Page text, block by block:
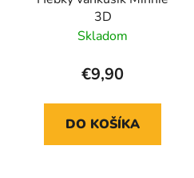
3D
Skladom
€9,90
DO KOŠÍKA